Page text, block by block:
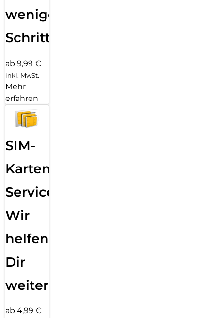
wenigen
Schritten
ab 9,99 €
inkl. MwSt.
Mehr
erfahren
SIM-
Karten
Service:
Wir
helfen
Dir
weiter
ab 4,99 €